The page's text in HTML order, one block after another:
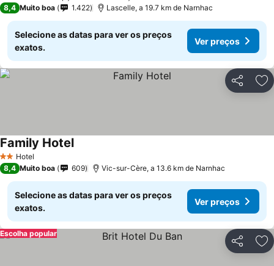
8,4 Muito boa 1.422 Lascelle, a 19.7 km de Narnhac
Selecione as datas para ver os preços
exatos.
Ver preços
Partilhar
2 Estrelas
Hotel
Family HotelVer preços
8,4 Muito boa 609 Vic-sur-Cère, a 13.6 km de Narnhac
Selecione as datas para ver os preços
exatos.
Ver preços
Partilhar
Escolha popular